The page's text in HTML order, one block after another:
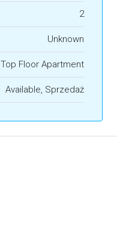
2
Unknown
Top Floor Apartment
Available, Sprzedaż